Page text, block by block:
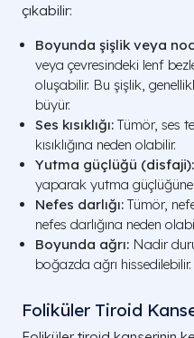
çıkabilir:
Boyunda şişlik veya
veya çevresindeki lenf
oluşabilir. Bu şişlik,
büyür.
Ses kısıklığı: Tümör, ses
kısıklığına neden olabilir.
Yutma güçlüğü (disfaji):
yaparak yutma güçlüğüne
Nefes darlığı: Tümör,
nefes darlığına neden
Boyunda ağrı: Nadir
boğazda ağrı hissedilebilir.
Foliküler Tiroid